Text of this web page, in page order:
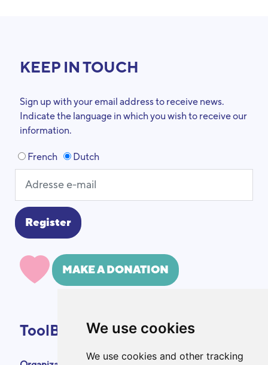
We use cookies
We use cookies and other tracking
KEEP IN TOUCH
Sign up with your email address to receive news.
Indicate the language in which you wish to receive our
information.
French Dutch
MAKE A DONATION
ToolBox